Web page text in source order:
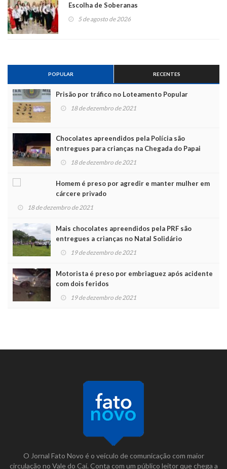
Escolha de Soberanas
5 de agosto de 2026
POPULAR RECENTES
Prisão por tráfico no Loteamento Popular
18 de dezembro de 2021
Chocolates apreendidos pela Polícia são
entregues para crianças na Chegada do Papai
Noel
18 de dezembro de 2021
Homem é preso por agredir e manter mulher em
cárcere privado
18 de dezembro de 2021
Mais chocolates apreendidos pela PRF são
entregues a crianças no Natal Solidário
19 de dezembro de 2021
Motorista é preso por embriaguez após acidente
com dois feridos
19 de dezembro de 2021
O Jornal Fato Novo é o veículo de comunicação com maior
circulação no Vale do Caí. Conta com um público leitor que chega a